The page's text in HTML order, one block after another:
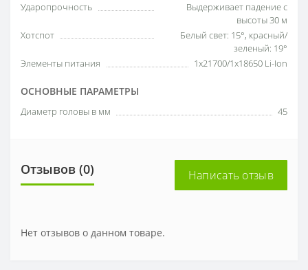
Ударопрочность
Выдерживает падение с
высоты 30 м
Хотспот
Белый свет: 15°, красный/
зеленый: 19°
Элементы питания
1x21700/1х18650 Li-Ion
ОСНОВНЫЕ ПАРАМЕТРЫ
Диаметр головы в мм 45
Отзывов (0) Написать отзыв
Нет отзывов о данном товаре.